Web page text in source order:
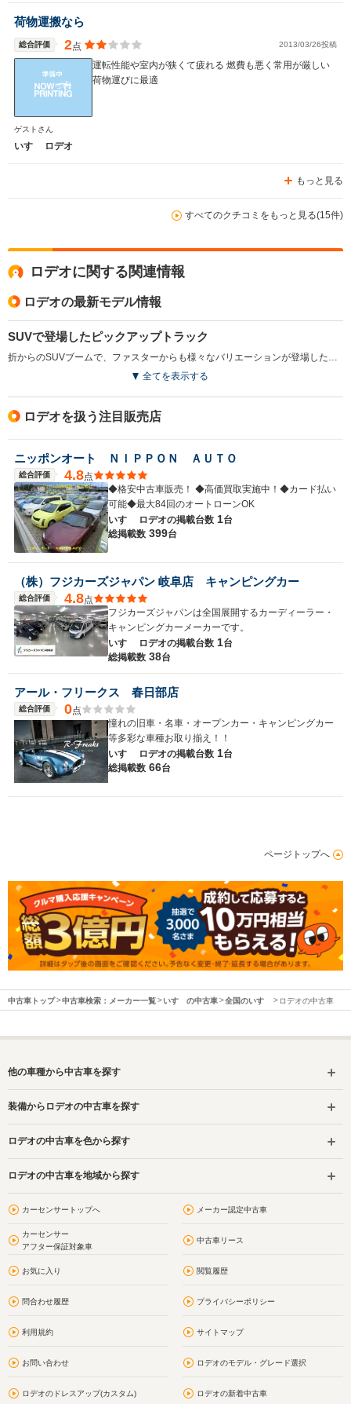
荷物運搬なら
総合評価 2点 2013/03/26投稿
運転性能や室内が狭くて疲れる 燃費も悪く常用が厳しい
荷物運びに最適
ゲストさん
いすゞ ロデオ
もっと見る
すべてのクチコミをもっと見る(15件)
ロデオに関する関連情報
ロデオの最新モデル情報
SUVで登場したピックアップトラック
折からのSUVブームで、ファスターからも様々なバリエーションが登場した。ロデオの前半部分を流用したSUVのミューもその一台だ。ブリスターフェンダーが特徴のロデオは4種類のキャブバリエーションを用意する。シングルキャブには、標準ボディとロングボディフラットデッキ三方開きがあり、そのほかにスーパーシングルキャブとスーパーダブルキャブを用意した。全車に2.8Lディーゼルエンジン搭載。駆動方式は4WDで組み合わされるミッションは5MTである。(1992.10)
全てを表示する
ロデオを扱う注目販売店
ニッポンオート ＮＩＰＰＯＮ ＡＵＴＯ
総合評価 4.8点
◆格安中古車販売！ ◆高価買取実施中！◆カード払い
可能◆最大84回のオートローンOK
いすゞ ロデオの掲載台数 1台
総掲載数 399台
（株）フジカーズジャパン 岐阜店 キャンピングカー
総合評価 4.8点
フジカーズジャパンは全国展開するカーディーラー・
キャンピングカーメーカーです。
いすゞ ロデオの掲載台数 1台
総掲載数 38台
アール・フリークス 春日部店
総合評価 0点
憧れの旧車・名車・オープンカー・キャンピングカー
等多彩な車種お取り揃え！！
いすゞ ロデオの掲載台数 1台
総掲載数 66台
ページトップへ
中古車トップ 中古車検索：メーカー一覧 いすゞの中古車 全国のいすゞ ロデオの中古車
他の車種から中古車を探す
装備からロデオの中古車を探す
ロデオの中古車を色から探す
ロデオの中古車を地域から探す
カーセンサートップへ メーカー認定中古車
カーセンサー
アフター保証対象車
中古車リース
お気に入り 閲覧履歴
問合わせ履歴 プライバシーポリシー
利用規約 サイトマップ
お問い合わせ ロデオのモデル・グレード選択
ロデオのドレスアップ(カスタム) ロデオの新着中古車